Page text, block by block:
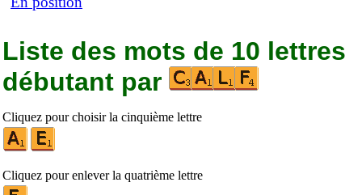
Liste des mots de 10 lettres
débutant par
Cliquez pour choisir la cinquième lettre
Cliquez pour enlever la quatrième lettre